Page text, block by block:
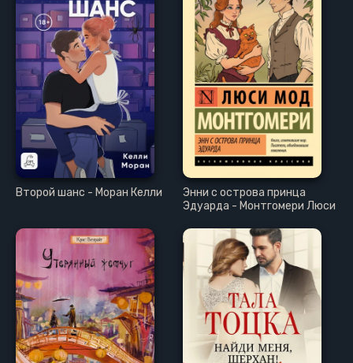
Второй шанс - Моран Келли
Энни с острова принца
Эдуарда - Монтгомери Люси